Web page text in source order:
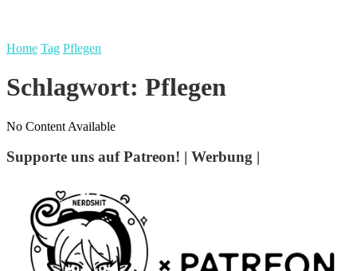
Home Tag Pflegen
Schlagwort: Pflegen
No Content Available
Supporte uns auf Patreon! | Werbung |